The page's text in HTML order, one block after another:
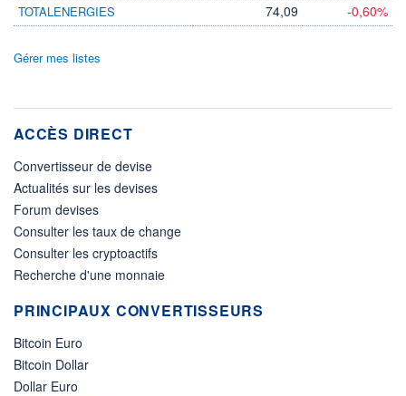
TOTALENERGIES 74,09 -0,60%
Gérer mes listes
ACCÈS DIRECT
Convertisseur de devise
Actualités sur les devises
Forum devises
Consulter les taux de change
Consulter les cryptoactifs
Recherche d'une monnaie
PRINCIPAUX CONVERTISSEURS
Bitcoin Euro
Bitcoin Dollar
Dollar Euro